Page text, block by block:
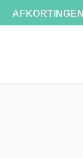
AFKORTINGEN